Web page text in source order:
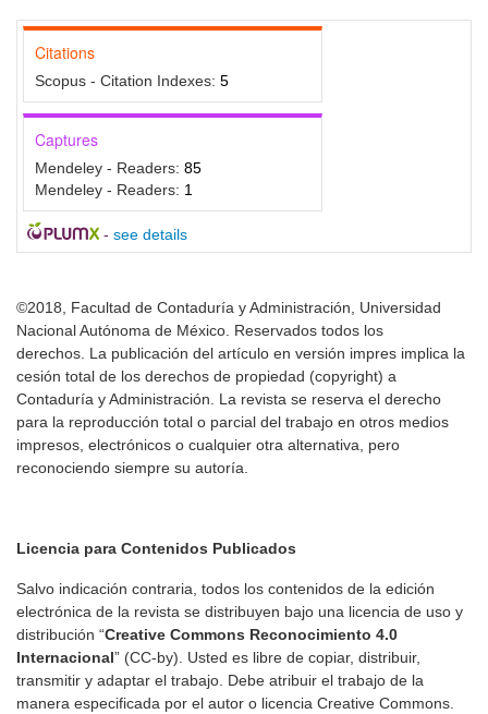
Citations
Scopus - Citation Indexes: 5
Captures
Mendeley - Readers: 85
Mendeley - Readers: 1
- see details
©2018, Facultad de Contaduría y Administración, Universidad
Nacional Autónoma de México. Reservados todos los
derechos. La publicación del artículo en versión impres implica la
cesión total de los derechos de propiedad (copyright) a
Contaduría y Administración. La revista se reserva el derecho
para la reproducción total o parcial del trabajo en otros medios
impresos, electrónicos o cualquier otra alternativa, pero
reconociendo siempre su autoría.
Licencia para Contenidos Publicados
Salvo indicación contraria, todos los contenidos de la edición
electrónica de la revista se distribuyen bajo una licencia de uso y
distribución “Creative Commons Reconocimiento 4.0
Internacional” (CC-by). Usted es libre de copiar, distribuir,
transmitir y adaptar el trabajo. Debe atribuir el trabajo de la
manera especificada por el autor o licencia Creative Commons.